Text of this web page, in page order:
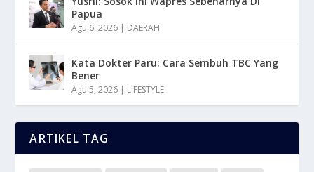
Papua
Agu 6, 2026 | DAERAH
Kata Dokter Paru: Cara Sembuh TBC Yang
Bener
Agu 5, 2026 | LIFESTYLE
ARTIKEL TAG